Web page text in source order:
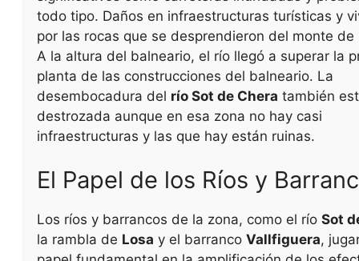
todo tipo. Daños en infraestructuras turísticas y
por las rocas que se desprendieron del monte de
A la altura del balneario, el río llegó a superar la
planta de las construcciones del balneario. La
desembocadura del río Sot de Chera también
destrozada aunque en esa zona no hay casi
infraestructuras y las que hay están ruinas.
El Papel de los Ríos y
Los ríos y barrancos de la zona, como el río Sot
la rambla de Losa y el barranco Vallfiguera,